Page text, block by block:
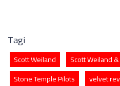
Tagi
Scott Weiland
Scott Weiland
Stone Temple Pilots
velvet